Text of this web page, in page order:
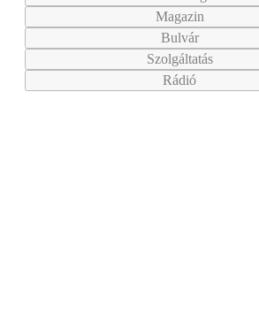
Magazin
Bulvár
Szolgáltatás
Rádió